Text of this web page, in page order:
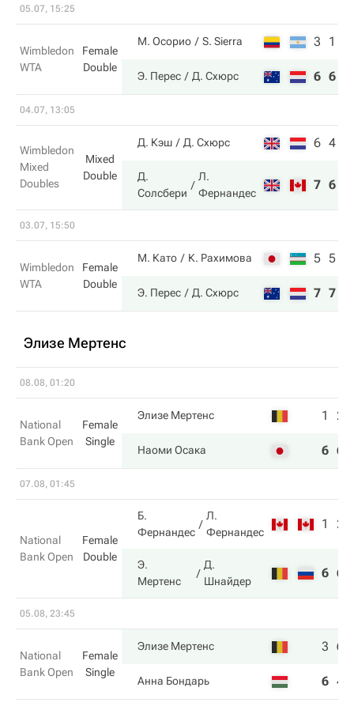
05.07, 15:25
Wimbledon
WTA
Female
Double
М. Осорио S. Sierra 3 1
Э. Перес Д. Схюрс 6 6
04.07, 13:05
Wimbledon
Mixed
Doubles
Mixed
Double
Д. Кэш Д. Схюрс 6 4
Д.
Солсбери
Л.
Фернандес
7 6
03.07, 15:50
Wimbledon
WTA
Female
Double
М. Като К. Рахимова 5 5
Э. Перес Д. Схюрс 7 7
Элизе Мертенс
08.08, 01:20
National
Bank Open
Female
Single
Элизе Мертенс 1 2
Наоми Осака 6 6
07.08, 01:45
National
Bank Open
Female
Double
Б.
Фернандес
Л.
Фернандес
1 2
Э.
Мертенс
Д.
Шнайдер
6 6
05.08, 23:45
National
Bank Open
Female
Single
Элизе Мертенс 3 6
Анна Бондарь 6 4